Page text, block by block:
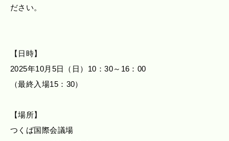
ださい。
【日時】
2025年10月5日（日）10：30～16：00
（最終入場15：30）
【場所】
つくば国際会議場